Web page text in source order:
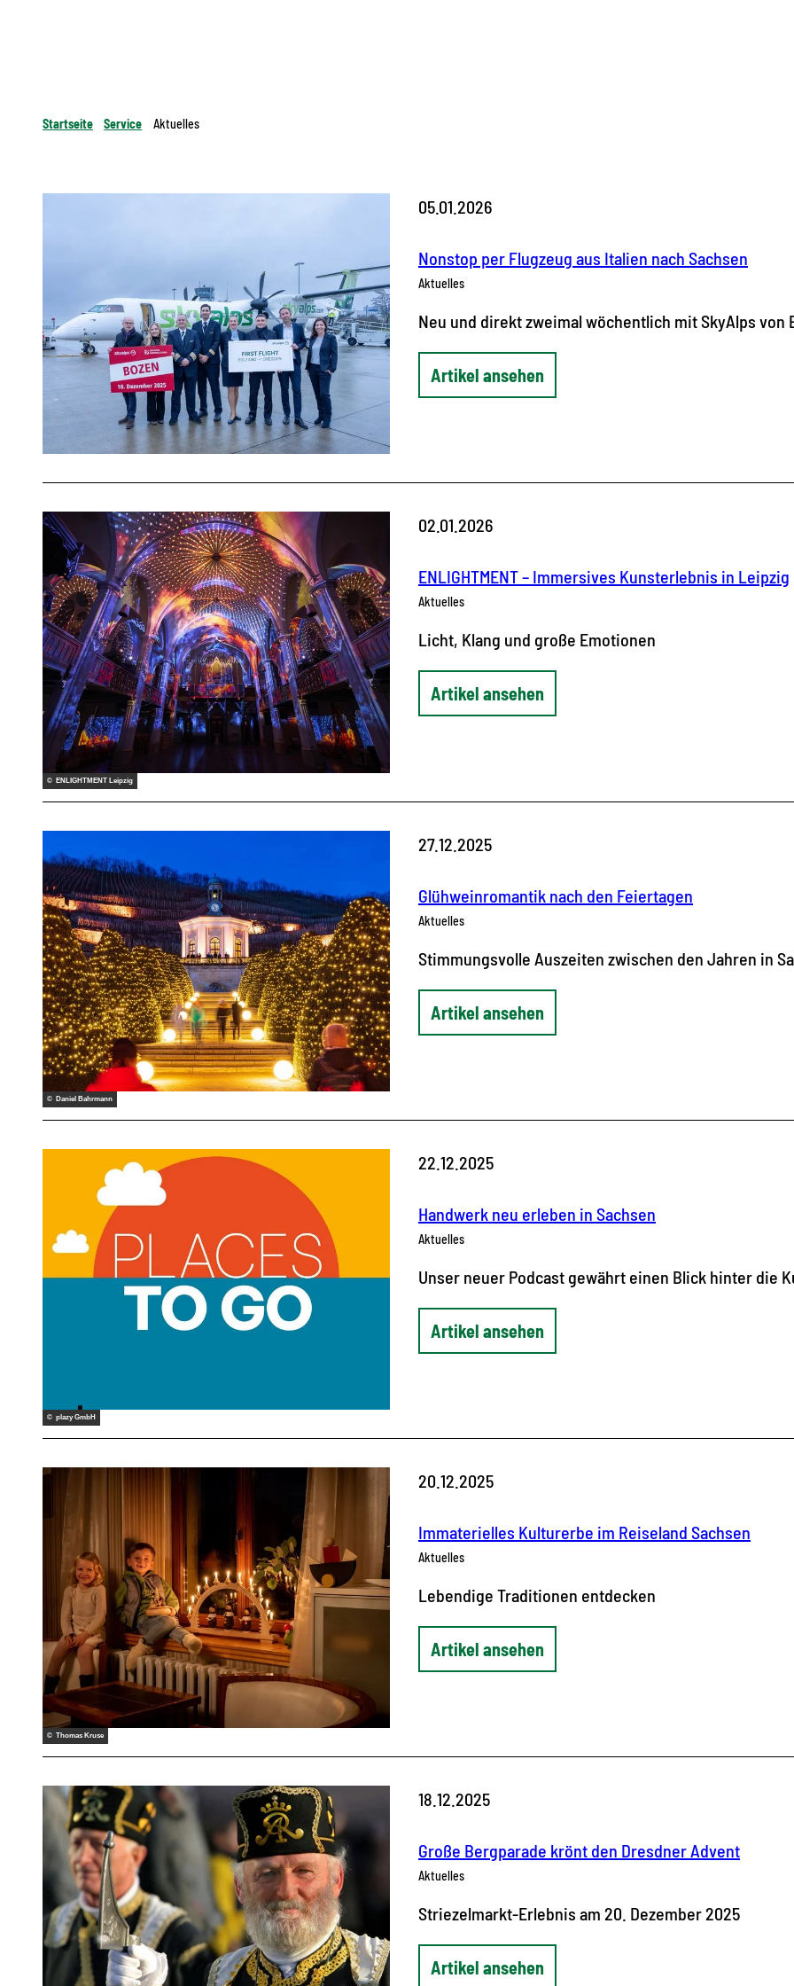
Startseite Service
Aktuelles
05.01.2026
Nonstop per Flugzeug aus Italien nach Sachsen
Aktuelles
Neu und direkt zweimal wöchentlich mit SkyAlps von
Artikel ansehen
© ENLIGHTMENT Leipzig
02.01.2026
ENLIGHTMENT – Immersives Kunsterlebnis in Leipzig
Aktuelles
Licht, Klang und große Emotionen
Artikel ansehen
© Daniel Bahrmann
27.12.2025
Glühweinromantik nach den Feiertagen
Aktuelles
Stimmungsvolle Auszeiten zwischen den Jahren in
Artikel ansehen
© plazy GmbH
22.12.2025
Handwerk neu erleben in Sachsen
Aktuelles
Unser neuer Podcast gewährt einen Blick hinter die
Artikel ansehen
© Thomas Kruse
20.12.2025
Immaterielles Kulturerbe im Reiseland Sachsen
Aktuelles
Lebendige Traditionen entdecken
Artikel ansehen
18.12.2025
Große Bergparade krönt den Dresdner Advent
Aktuelles
Striezelmarkt-Erlebnis am 20. Dezember 2025
Artikel ansehen